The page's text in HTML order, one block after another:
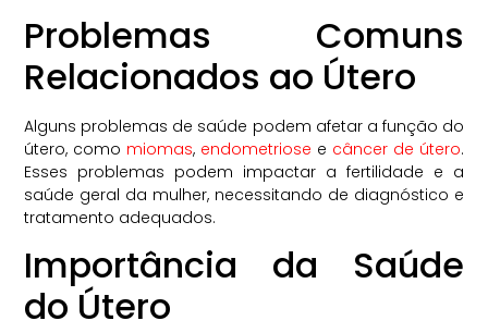
Problemas Comuns
Relacionados ao Útero
Alguns problemas de saúde podem afetar a função do
útero, como miomas, endometriose e câncer de útero.
Esses problemas podem impactar a fertilidade e a
saúde geral da mulher, necessitando de diagnóstico e
tratamento adequados.
Importância da Saúde
do Útero